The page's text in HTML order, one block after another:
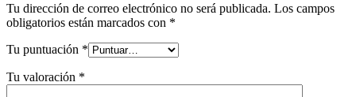
Tu dirección de correo electrónico no será publicada. Los campos
obligatorios están marcados con *
Tu puntuación *
Tu valoración *